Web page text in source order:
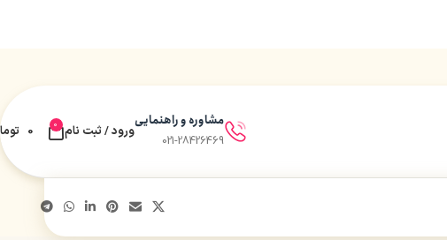
مشاوره و راهنمایی
021-28426469
ورود / ثبت نام 0
0